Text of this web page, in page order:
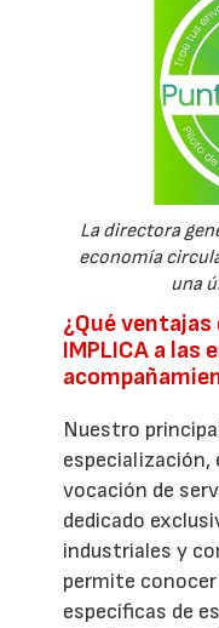
La directora
economía
una
¿Qué
IMPLICA a las
Nuestro
especialización,
vocación de
dedicado
industriales y
permite
específicas de